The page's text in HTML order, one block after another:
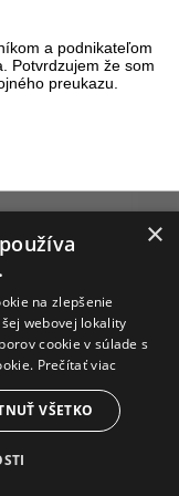
Rail
a podnikateľom
Potvrdzujem že som
preukazu.
×
na zlepšenie
webovej lokality
cookie v súlade s
Prečítať viac
VŠETKO